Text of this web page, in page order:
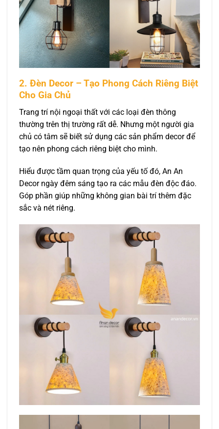
2. Đèn Decor – Tạo Phong Cách Riêng Biệt
Cho Gia Chủ
Trang trí nội ngoại thất với các loại đèn thông
thường trên thị trường rất dễ. Nhưng một người gia
chủ có tâm sẽ biết sử dụng các sản phẩm decor để
tạo nên phong cách riêng biệt cho mình.
Hiểu được tầm quan trọng của yếu tố đó, An An
Decor ngày đêm sáng tạo ra các mẫu đèn độc đáo.
Góp phần giúp những không gian bài trí thêm đặc
sắc và nét riêng.